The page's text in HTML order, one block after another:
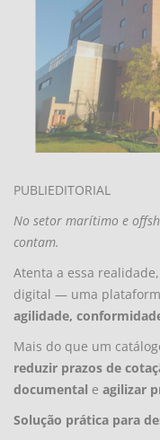
PUBLIEDITORIAL
No setor marítimo e
contam.
Atenta a essa
digital — uma
agilidade,
Mais do que um
reduzir prazos de
documental e agilizar
Solução prática para